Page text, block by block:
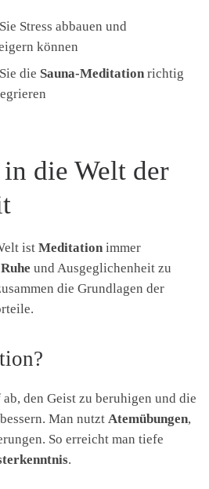
Stress abbauen und
können
die Sauna-Meditation richtig
die Welt der
ist Meditation immer
Ruhe und Ausgeglichenheit zu
die Grundlagen der
den Geist zu beruhigen und die
Man nutzt Atemübungen,
So erreicht man tiefe
.